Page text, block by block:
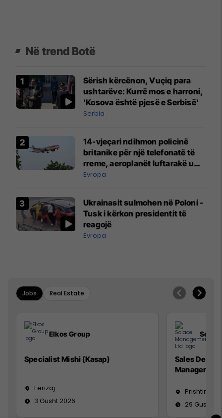
Në trend Botë
Sërish kërcënon, Vuçiq para
ushtarëve: Kurrë mos e harroni,
'Kosova është pjesë e Serbisë'
Serbia
14-vjeçari ndihmon policinë
britanike për një telefonatë të
rreme, aeroplanët luftarakë u
ngritën në ajër për të
Mançesterit
Evropa
Ukrainasit sulmohen në Poloni -
Tusk i kërkon presidentit të
reagojë
Evropa
Jobs Real Estate
Elkos Group
Specialist Mishi (Kasap)
Ferizaj
3 Gusht 2026
Sales
Manager
Prishtinë
29 Gusht